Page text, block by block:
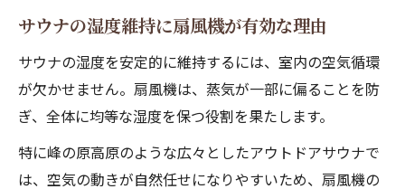
サウナの湿度維持に扇風機が有効な理由
サウナの湿度を安定的に維持するには、室内の空気循環
が欠かせません。扇風機は、蒸気が一部に偏ることを防
ぎ、全体に均等な湿度を保つ役割を果たします。
特に峰の原高原のような広々としたアウトドアサウナで
は、空気の動きが自然任せになりやすいため、扇風機の